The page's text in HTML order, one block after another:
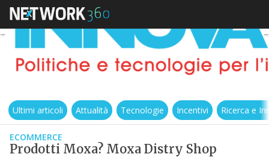
Ultimi articoli Attualità Tecnologie Incentivi Ricerca e
ECOMMERCE
Prodotti Moxa? Moxa Distry Shop